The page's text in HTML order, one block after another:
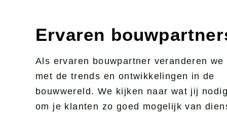
Ruwbouw
Isolatie
Gevel
Ervaren
Als ervaren bouwpartner veranderen we
met de trends en ontwikkelingen in de
bouwwereld. We kijken naar wat jij
om je klanten zo goed mogelijk van